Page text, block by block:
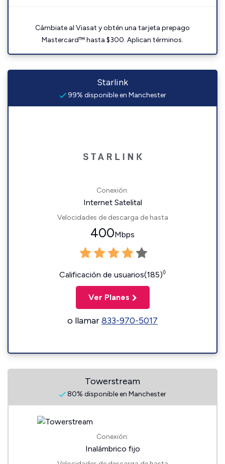
Cámbiate al Viasat y obtén una tarjeta prepago
Mastercard™ hasta $300. Aplican términos.
Starlink
99% disponible en Manchester
Conexión:
Internet Satelital
Velocidades de descarga de hasta
400Mbps
Calificación de usuarios(185)◊
Ver Planes
o llamar833-970-5017
Towerstream
80% disponible en Manchester
Conexión:
Inalámbrico fijo